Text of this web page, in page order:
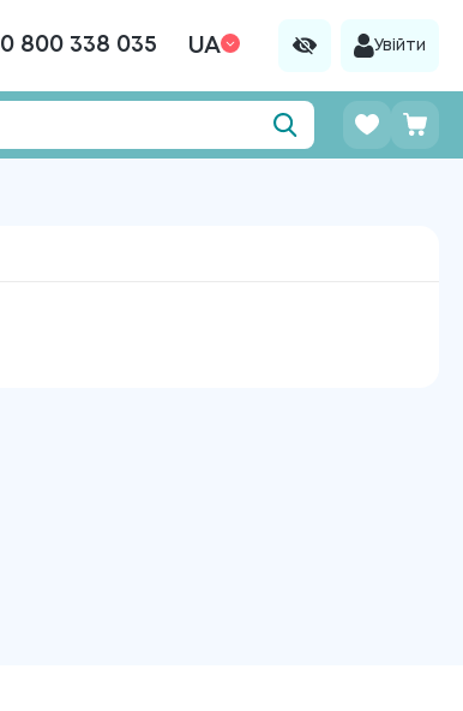
0 800 338 035 UA Увійти